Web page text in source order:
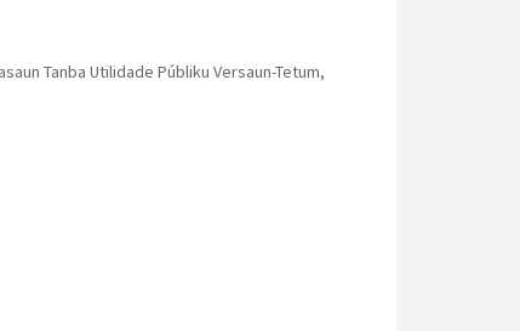
Tanba Utilidade Públiku Versaun-Tetum,